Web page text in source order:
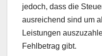
jedoch, dass die
ausreichend sind um
Leistungen
Fehlbetrag gibt.